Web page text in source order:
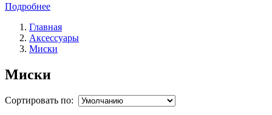
Подробнее
Главная
Аксессуары
Миски
Миски
Сортировать по: